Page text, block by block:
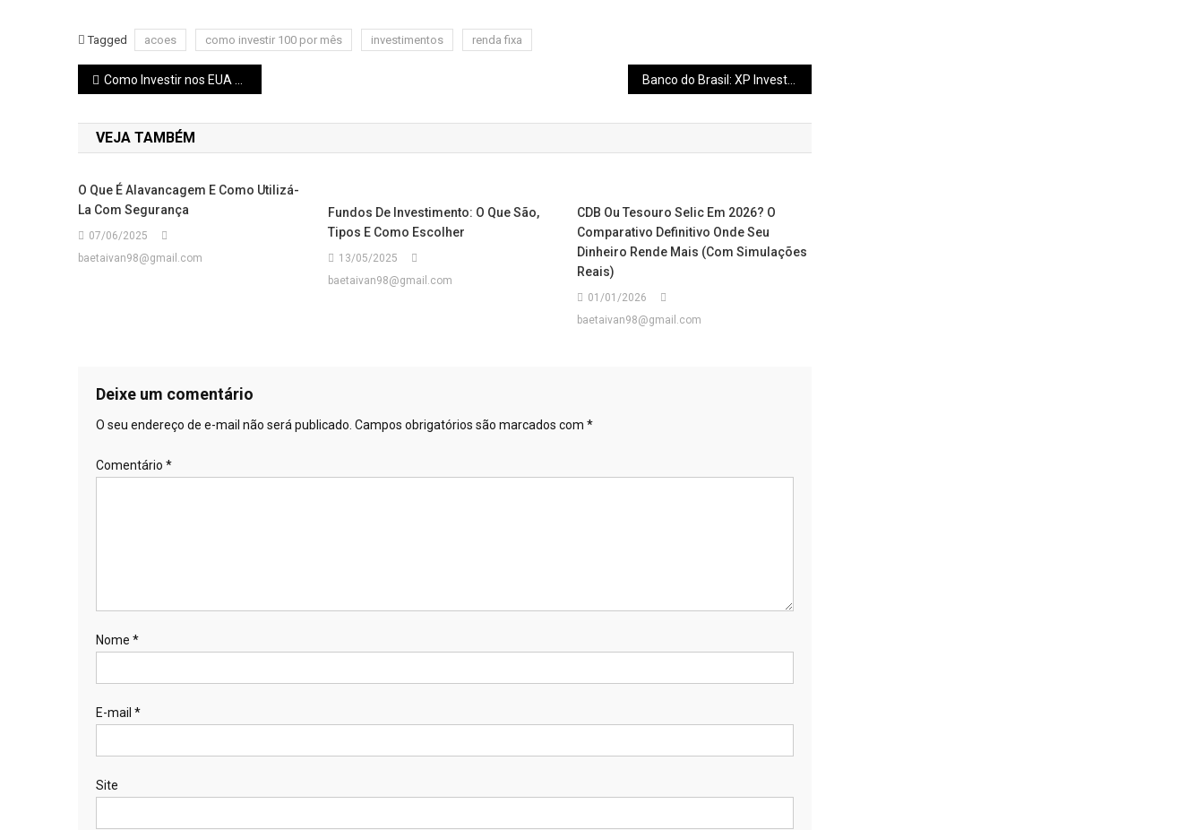
Tagged acoes como investir 100 por mês investimentos renda fixa
Navegação
de
Post
Como Investir nos EUA do Brasil: Guia Completo
VEJA TAMBÉM
O Que É Alavancagem E Como Utilizá-
La Com Segurança
07/06/2025
baetaivan98@gmail.com
Fundos De Investimento: O Que São,
Tipos E Como Escolher
13/05/2025
baetaivan98@gmail.com
CDB Ou Tesouro Selic Em 2026? O
Comparativo Definitivo Onde Seu
Dinheiro Rende Mais (Com Simulações
Reais)
01/01/2026
baetaivan98@gmail.com
Deixe um comentário
O seu endereço de e-mail não será publicado. Campos obrigatórios são marcados com *
Comentário *
Nome *
E-mail *
Site